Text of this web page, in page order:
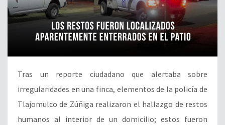
Tras un reporte ciudadano que alertaba sobre
irregularidades en una finca, elementos de la policía de
Tlajomulco de Zúñiga realizaron el hallazgo de restos
humanos al interior de un domicilio; estos fueron